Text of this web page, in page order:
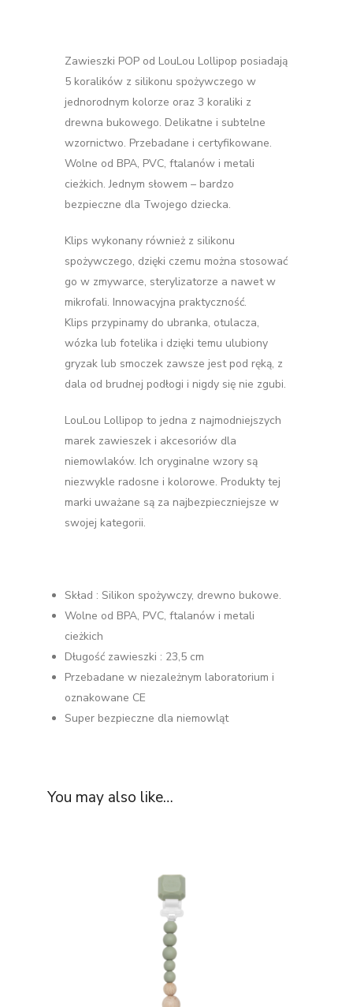
Zawieszki POP od LouLou Lollipop posiadają
5 koralików z silikonu spożywczego w
jednorodnym kolorze oraz 3 koraliki z
drewna bukowego. Delikatne i subtelne
wzornictwo. Przebadane i certyfikowane.
Wolne od BPA, PVC, ftalanów i metali
cieżkich. Jednym słowem – bardzo
bezpieczne dla Twojego dziecka.
Klips wykonany również z silikonu
spożywczego, dzięki czemu można stosować
go w zmywarce, sterylizatorze a nawet w
mikrofali. Innowacyjna praktyczność.
Klips przypinamy do ubranka, otulacza,
wózka lub fotelika i dzięki temu ulubiony
gryzak lub smoczek zawsze jest pod ręką, z
dala od brudnej podłogi i nigdy się nie zgubi.
LouLou Lollipop to jedna z najmodniejszych
marek zawieszek i akcesoriów dla
niemowlaków. Ich oryginalne wzory są
niezwykle radosne i kolorowe. Produkty tej
marki uważane są za najbezpieczniejsze w
swojej kategorii.
Skład : Silikon spożywczy, drewno bukowe.
Wolne od BPA, PVC, ftalanów i metali
cieżkich
Długość zawieszki : 23,5 cm
Przebadane w niezależnym laboratorium i
oznakowane CE
Super bezpieczne dla niemowląt
You may also like…